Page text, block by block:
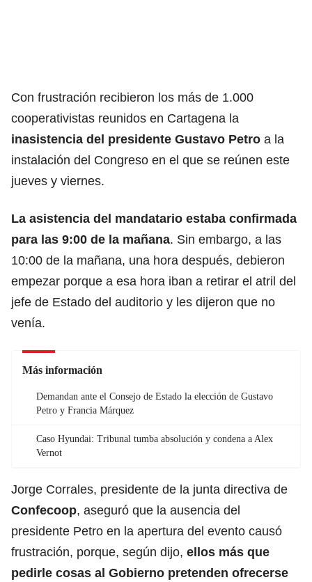
Con frustración recibieron los más de 1.000
cooperativistas reunidos en Cartagena la
inasistencia del presidente Gustavo Petro a la
instalación del Congreso en el que se reúnen este
jueves y viernes.
La asistencia del mandatario estaba confirmada
para las 9:00 de la mañana. Sin embargo, a las
10:00 de la mañana, una hora después, debieron
empezar porque a esa hora iban a retirar el atril del
jefe de Estado del auditorio y les dijeron que no
venía.
Más información
Demandan ante el Consejo de Estado la elección de Gustavo
Petro y Francia Márquez
Caso Hyundai: Tribunal tumba absolución y condena a Alex
Vernot
Jorge Corrales, presidente de la junta directiva de
Confecoop, aseguró que la ausencia del
presidente Petro en la apertura del evento causó
frustración, porque, según dijo, ellos más que
pedirle cosas al Gobierno pretenden ofrecerse